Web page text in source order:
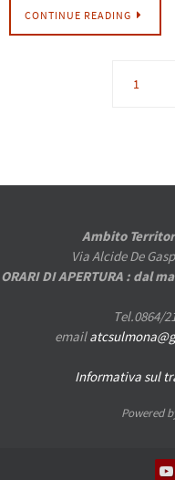
CONTINUE READING
1
Ambito
Via Alcide De
ORARI DI APERTURA : dal
Tel.0864/
email
Informativa sul
Powered